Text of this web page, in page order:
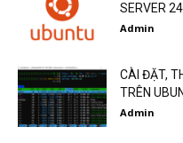
SERVER
Admin
CÀI ĐẶT,
TRÊN
Admin